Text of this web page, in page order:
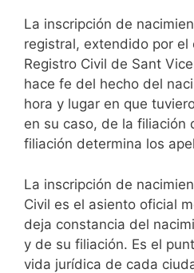
La inscripción de
registral, extendido por el
Registro Civil de Sant
hace fe del hecho del
hora y lugar en que
en su caso, de la filiación
filiación determina los
La inscripción de
Civil es el asiento oficial
deja constancia del
y de su filiación. Es el
vida jurídica de cada